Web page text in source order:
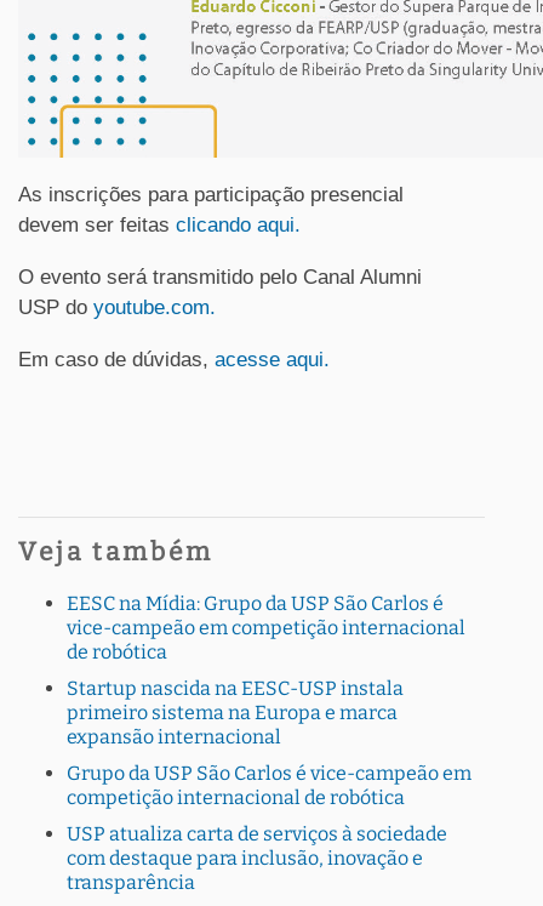
As inscrições para participação presencial
devem ser feitas clicando aqui.
O evento será transmitido pelo Canal Alumni
USP do youtube.com.
Em caso de dúvidas, acesse aqui.
Veja também
EESC na Mídia: Grupo da USP São Carlos é
vice-campeão em competição internacional
de robótica
Startup nascida na EESC-USP instala
primeiro sistema na Europa e marca
expansão internacional
Grupo da USP São Carlos é vice-campeão em
competição internacional de robótica
USP atualiza carta de serviços à sociedade
com destaque para inclusão, inovação e
transparência